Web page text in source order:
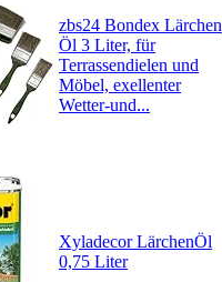
zbs24 Bondex Lärchen
Öl 3 Liter, für
Terrassendielen und
Möbel, exellenter
Wetter-und...
Xyladecor LärchenÖl
0,75 Liter